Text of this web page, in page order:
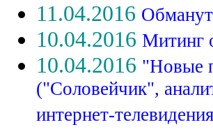
11.04.2016
10.04.2016 Митинг
10.04.2016 "Новые
("Соловейчик",
интернет-